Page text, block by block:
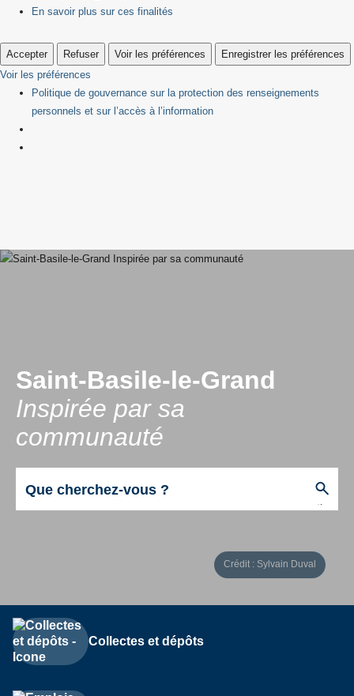
En savoir plus sur ces finalités
Accepter Refuser Voir les préférences
Enregistrer les préférences
Voir les préférences
Politique de gouvernance sur la protection des renseignements
personnels et sur l’accès à l’information
Saint-Basile-le-Grand
Inspirée par sa
communauté
Chercher
Crédit : Sylvain Duval
Collectes et dépôts